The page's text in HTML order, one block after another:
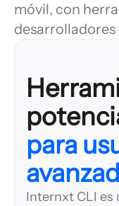
móvil, con
desarrolladores
para
Internxt CLI es